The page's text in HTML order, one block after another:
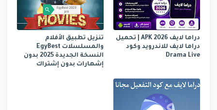
دراما لايف APK 2026 | تحميل
دراما لايف للاندرويد وكود
Drama Live
تنزيل تطبيق الأفلام
والمسلسلات EgyBest
النسخة الجديدة 2025 بدون
إشهارات بدون إشتراك